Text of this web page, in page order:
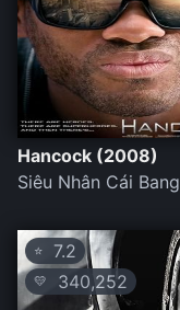
Hancock (2008)
Siêu Nhân Cái Bang
⭐ 7.2
💛 340,252